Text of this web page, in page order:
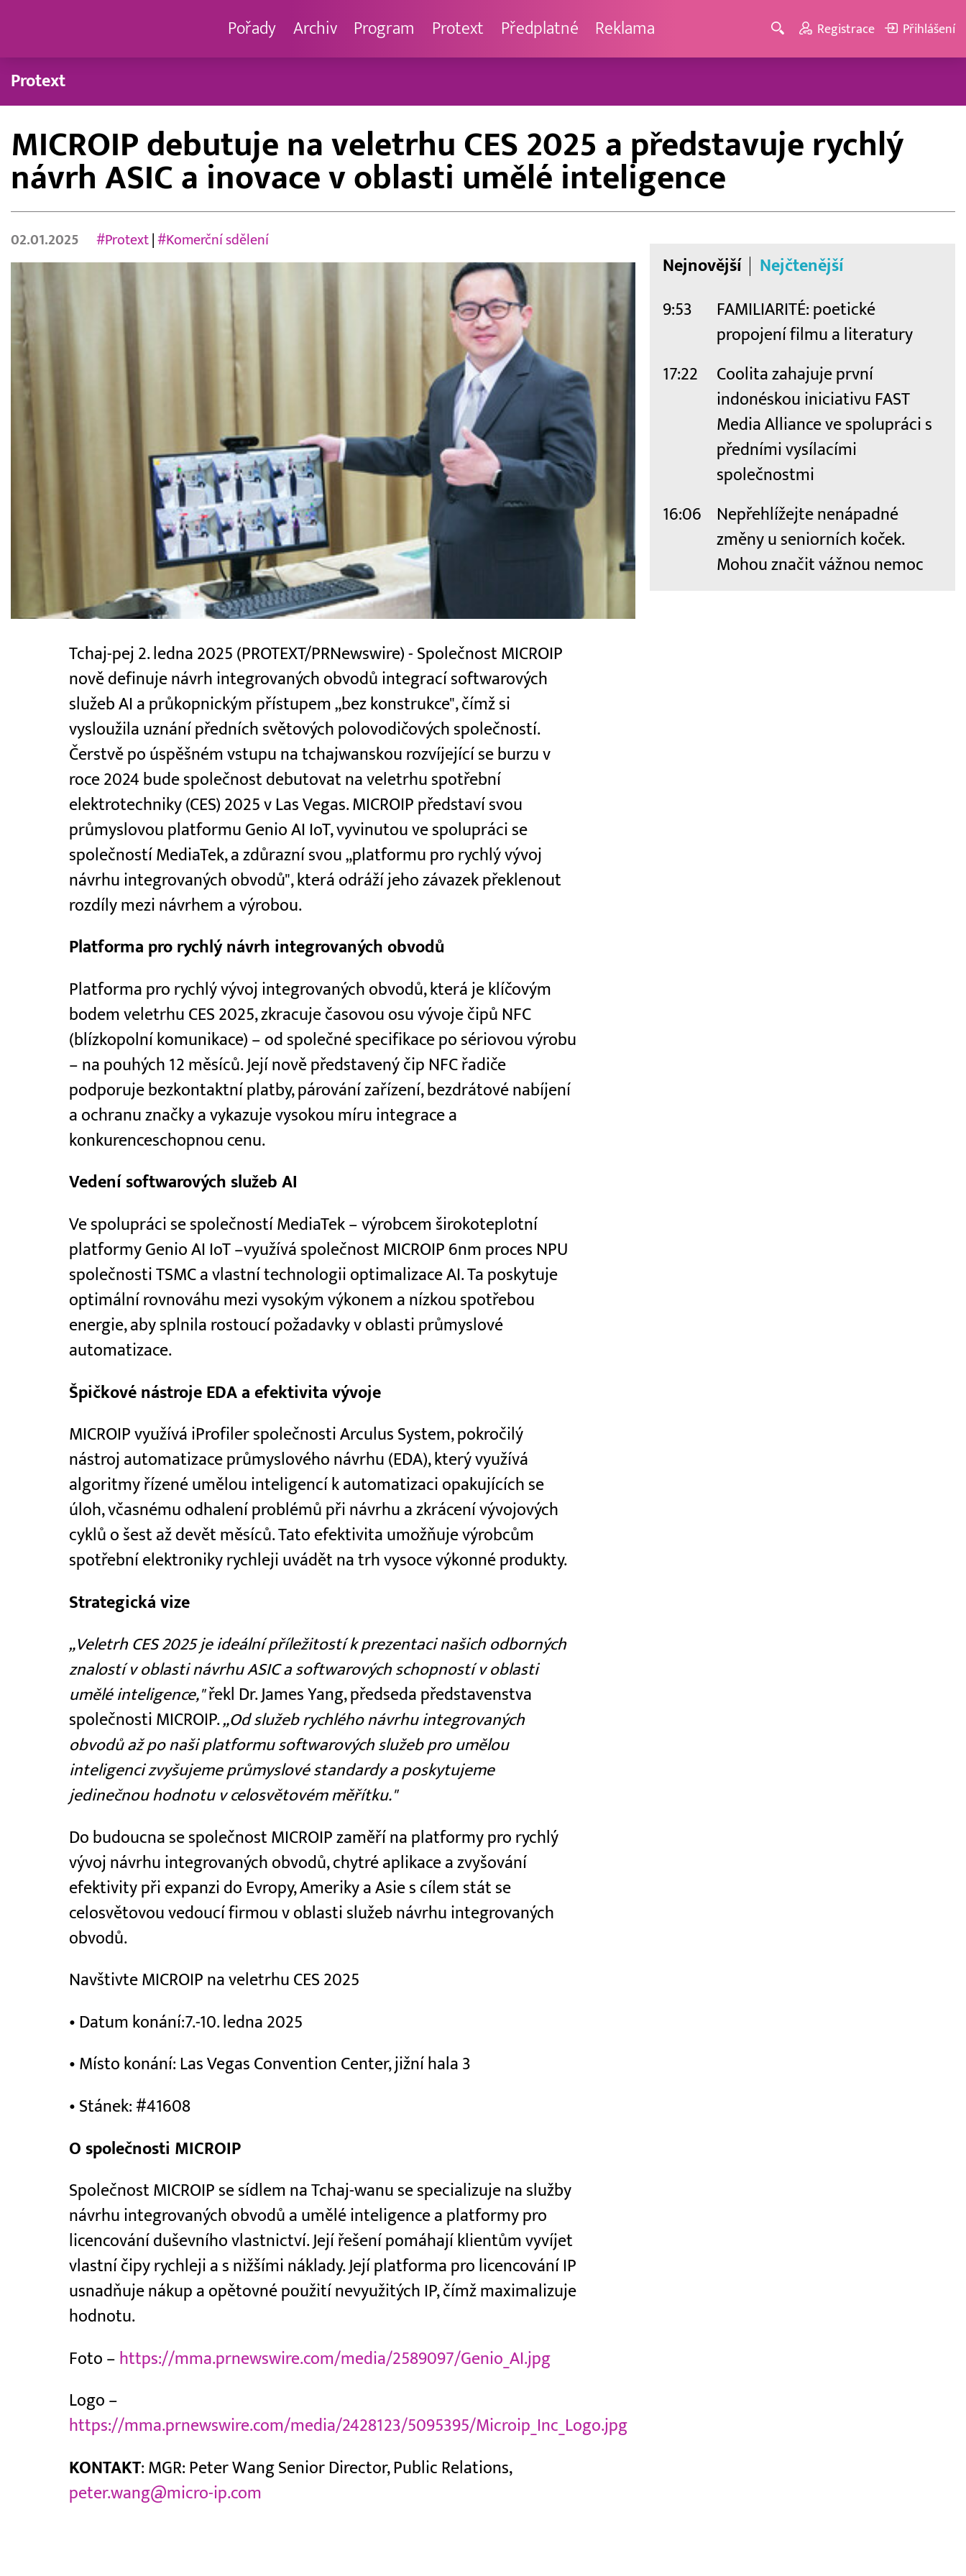
Pořady Archiv Program Protext Předplatné Reklama Registrace Přihlášení
Protext
MICROIP debutuje na veletrhu CES 2025 a představuje rychlý
návrh ASIC a inovace v oblasti umělé inteligence
02.01.2025 #Protext| #Komerční sdělení
Tchaj-pej 2. ledna 2025 (PROTEXT/PRNewswire) - Společnost MICROIP
nově definuje návrh integrovaných obvodů integrací softwarových
služeb AI a průkopnickým přístupem „bez konstrukce", čímž si
vysloužila uznání předních světových polovodičových společností.
Čerstvě po úspěšném vstupu na tchajwanskou rozvíjející se burzu v
roce 2024 bude společnost debutovat na veletrhu spotřební
elektrotechniky (CES) 2025 v Las Vegas. MICROIP představí svou
průmyslovou platformu Genio AI IoT, vyvinutou ve spolupráci se
společností MediaTek, a zdůrazní svou „platformu pro rychlý vývoj
návrhu integrovaných obvodů", která odráží jeho závazek překlenout
rozdíly mezi návrhem a výrobou.
Platforma pro rychlý návrh integrovaných obvodů
Platforma pro rychlý vývoj integrovaných obvodů, která je klíčovým
bodem veletrhu CES 2025, zkracuje časovou osu vývoje čipů NFC
(blízkopolní komunikace) – od společné specifikace po sériovou výrobu
– na pouhých 12 měsíců. Její nově představený čip NFC řadiče
podporuje bezkontaktní platby, párování zařízení, bezdrátové nabíjení
a ochranu značky a vykazuje vysokou míru integrace a
konkurenceschopnou cenu.
Vedení softwarových služeb AI
Ve spolupráci se společností MediaTek – výrobcem širokoteplotní
platformy Genio AI IoT –využívá společnost MICROIP 6nm proces NPU
společnosti TSMC a vlastní technologii optimalizace AI. Ta poskytuje
optimální rovnováhu mezi vysokým výkonem a nízkou spotřebou
energie, aby splnila rostoucí požadavky v oblasti průmyslové
automatizace.
Špičkové nástroje EDA a efektivita vývoje
MICROIP využívá iProfiler společnosti Arculus System, pokročilý
nástroj automatizace průmyslového návrhu (EDA), který využívá
algoritmy řízené umělou inteligencí k automatizaci opakujících se
úloh, včasnému odhalení problémů při návrhu a zkrácení vývojových
cyklů o šest až devět měsíců. Tato efektivita umožňuje výrobcům
spotřební elektroniky rychleji uvádět na trh vysoce výkonné produkty.
Strategická vize
„Veletrh CES 2025 je ideální příležitostí k prezentaci našich odborných
znalostí v oblasti návrhu ASIC a softwarových schopností v oblasti
umělé inteligence,"řekl Dr. James Yang, předseda představenstva
společnosti MICROIP.„Od služeb rychlého návrhu integrovaných
obvodů až po naši platformu softwarových služeb pro umělou
inteligenci zvyšujeme průmyslové standardy a poskytujeme
jedinečnou hodnotu v celosvětovém měřítku."
Do budoucna se společnost MICROIP zaměří na platformy pro rychlý
vývoj návrhu integrovaných obvodů, chytré aplikace a zvyšování
efektivity při expanzi do Evropy, Ameriky a Asie s cílem stát se
celosvětovou vedoucí firmou v oblasti služeb návrhu integrovaných
obvodů.
Navštivte MICROIP na veletrhu CES 2025
• Datum konání:7.-10. ledna 2025
• Místo konání: Las Vegas Convention Center, jižní hala 3
• Stánek: #41608
O společnosti MICROIP
Společnost MICROIP se sídlem na Tchaj-wanu se specializuje na služby
návrhu integrovaných obvodů a umělé inteligence a platformy pro
licencování duševního vlastnictví. Její řešení pomáhají klientům vyvíjet
vlastní čipy rychleji a s nižšími náklady. Její platforma pro licencování IP
usnadňuje nákup a opětovné použití nevyužitých IP, čímž maximalizuje
hodnotu.
Foto – https://mma.prnewswire.com/media/2589097/Genio_AI.jpg
Logo –
https://mma.prnewswire.com/media/2428123/5095395/Microip_Inc_Logo.jpg
KONTAKT: MGR: Peter Wang Senior Director, Public Relations,
peter.wang@micro-ip.com
Nejnovější Nejčtenější
9:53
FAMILIARITÉ: poetické
propojení filmu a literatury
17:22
Coolita zahajuje první
indonéskou iniciativu FAST
Media Alliance ve spolupráci s
předními vysílacími
společnostmi
16:06
Nepřehlížejte nenápadné
změny u seniorních koček.
Mohou značit vážnou nemoc